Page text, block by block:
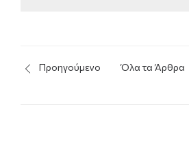
Προηγούμενο Όλα τα Άρθρα